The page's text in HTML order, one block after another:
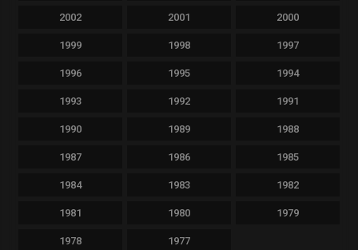
2002 2001 2000
1999 1998 1997
1996 1995 1994
1993 1992 1991
1990 1989 1988
1987 1986 1985
1984 1983 1982
1981 1980 1979
1978 1977